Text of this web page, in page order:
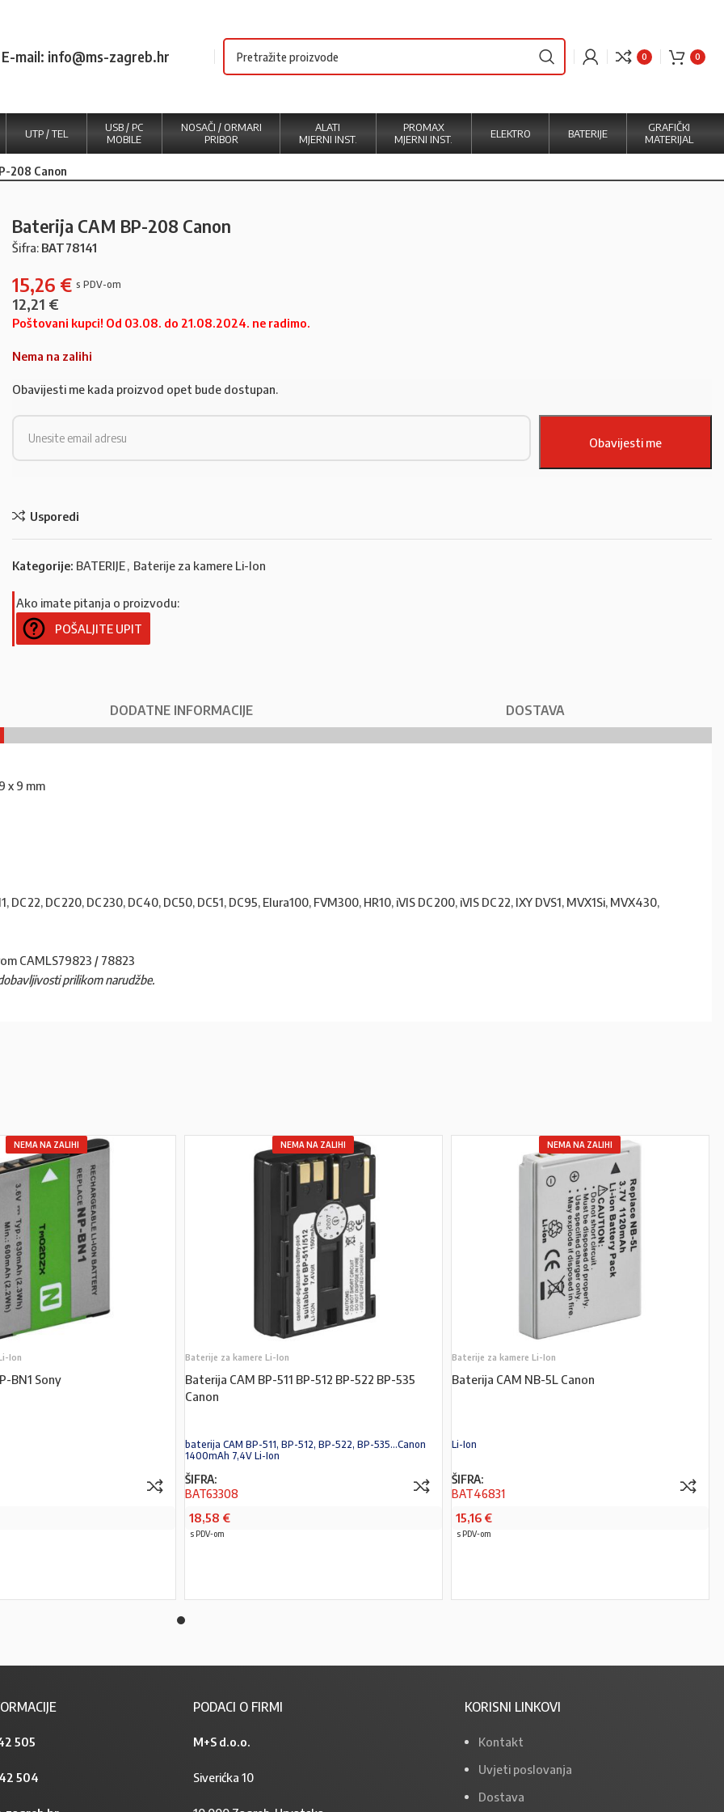
E-mail: info@ms-zagreb.hr 0 0
UTP / TEL
USB / PC
MOBILE
NOSAČI / ORMARI
PRIBOR
ALATI
MJERNI INST.
PROMAX
MJERNI INST.
ELEKTRO BATERIJE
GRAFIČKI
MATERIJAL
208 Canon
Baterija CAM BP-208 Canon
Šifra: BAT78141
15,26 €
12,21 €
Poštovani kupci! Od 03.08. do 21.08.2024. ne radimo.
Nema na zalihi
Obavijesti me kada proizvod opet bude dostupan.
Usporedi
Kategorije: BATERIJE, Baterije za kamere Li-Ion
Ako imate pitanja o proizvodu:
POŠALJITE UPIT
DODATNE INFORMACIJE DOSTAVA
x 9 mm
DC22, DC220, DC230, DC40, DC50, DC51, DC95, Elura100, FVM300, HR10, iVIS DC200, iVIS DC22, IXY DVS1, MVX1Si, MVX430,
CAMLS79823 / 78823
prilikom narudžbe.
NEMA NA ZALIHI
Ion
BN1 Sony
NEMA NA ZALIHI
Baterije za kamere Li-Ion
Baterija CAM BP-511 BP-512 BP-522 BP-535
Canon
baterija CAM BP-511, BP-512, BP-522, BP-535...Canon
1400mAh 7,4V Li-Ion
ŠIFRA:
BAT63308
18,58 €
s PDV-om
NEMA NA ZALIHI
Baterije za kamere Li-Ion
Baterija CAM NB-5L Canon
Li-Ion
ŠIFRA:
BAT46831
15,16 €
s PDV-om
505
504
PODACI O FIRMI
M+S d.o.o.
Siverićka 10
KORISNI LINKOVI
Kontakt
Uvjeti poslovanja
Dostava